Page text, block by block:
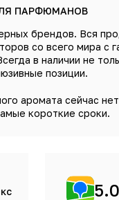
ДЛЯ ПАРФЮМАНОВ
брендов. Вся
со всего мира с
в наличии не
позиции.
аромата сейчас
короткие сроки.
5.0